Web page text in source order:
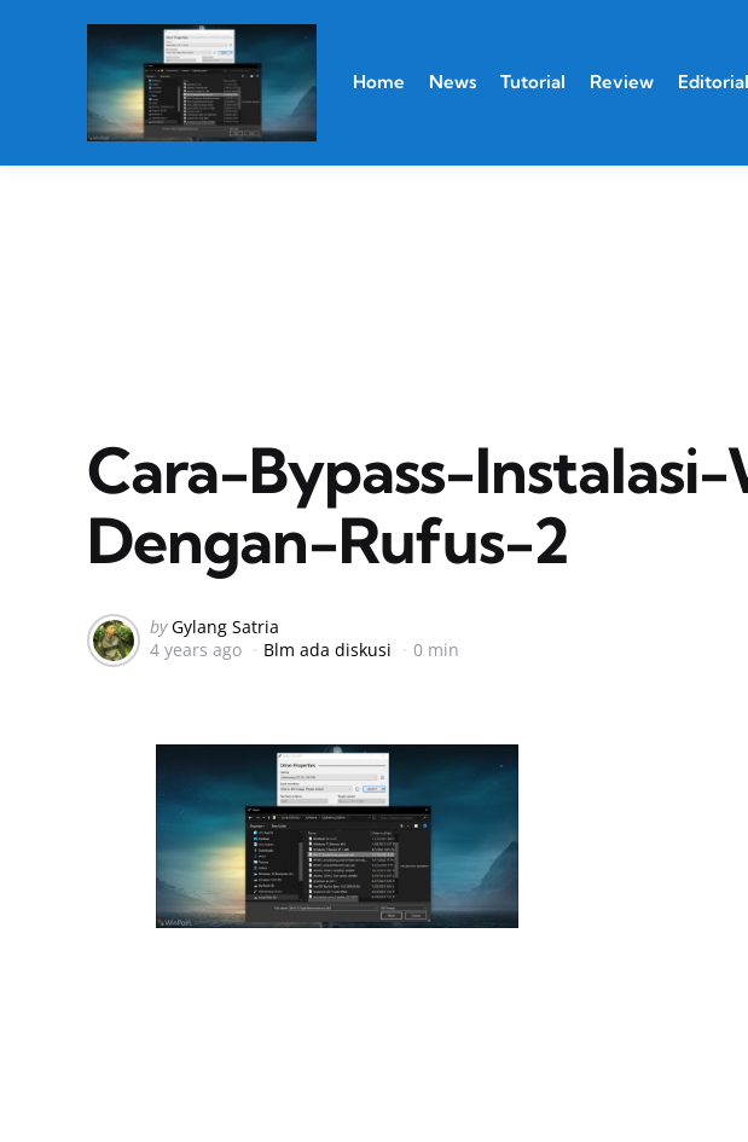
Home News Tutorial Review Editorial
Cara-Bypass-
Dengan-Rufus-2
Posted
by
by Gylang Satria
4 years ago
Blm ada diskusi 0 min